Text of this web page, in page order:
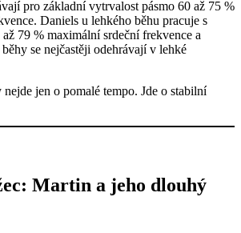
pro základní vytrvalost pásmo 60 až 75 %
Daniels u lehkého běhu pracuje s
79 % maximální srdeční frekvence a
se nejčastěji odehrávají v lehké
jen o pomalé tempo. Jde o stabilní
Martin a jeho dlouhý